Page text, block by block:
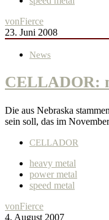
vonFierce
23. Juni 2008
News
CELLADOR:
Die aus Nebraska
sein soll, das im
CELLADOR
heavy metal
power metal
speed metal
vonFierce
4. August 2007